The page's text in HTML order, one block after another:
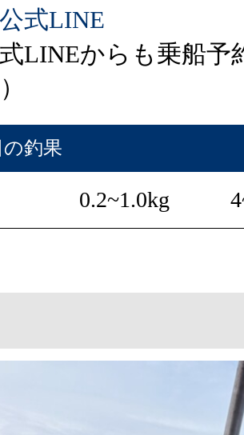
式LINE
式LINEからも乗船予
釣果
0.2~1.0kg